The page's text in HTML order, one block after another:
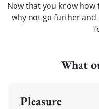
Now that you know how
why not go further and
What
Pleasure